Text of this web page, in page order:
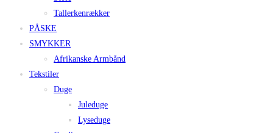
Tallerkenrækker
PÅSKE
SMYKKER
Afrikanske Armbånd
Tekstiler
Duge
Juleduge
Lyseduge